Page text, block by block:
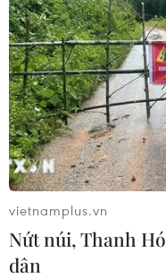
vietnamplus.vn
Nứt núi, Thanh
dân